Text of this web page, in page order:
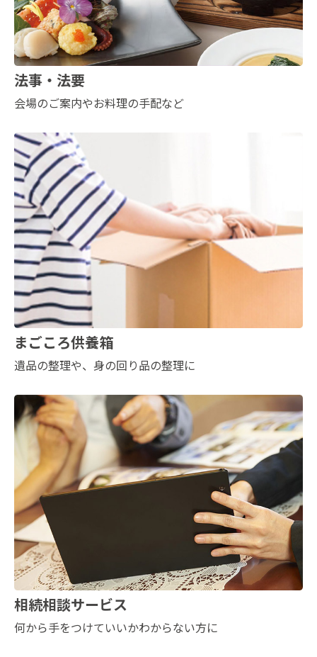
法事・法要
会場のご案内やお料理の手配など
まごころ供養箱
遺品の整理や、身の回り品の整理に
相続相談サービス
何から手をつけていいかわからない方に